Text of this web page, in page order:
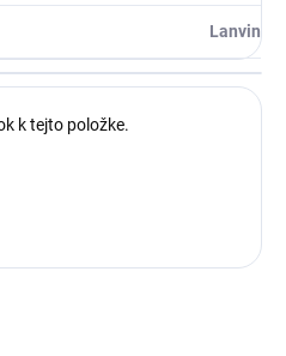
Lanvin
k tejto položke.